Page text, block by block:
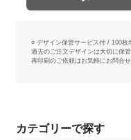
○ デザイン保管サービス付 / 100枚
過去のご注文デザインは大切に保管
再印刷のご依頼はお気軽にお問合せ
カテゴリーで探す